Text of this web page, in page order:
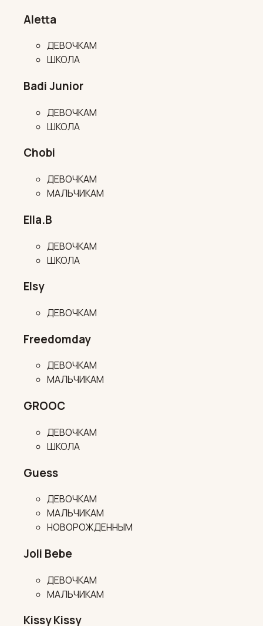
Aletta
ДЕВОЧКАМ
ШКОЛА
Badi Junior
ДЕВОЧКАМ
ШКОЛА
Chobi
ДЕВОЧКАМ
МАЛЬЧИКАМ
Ella.B
ДЕВОЧКАМ
ШКОЛА
Elsy
ДЕВОЧКАМ
Freedomday
ДЕВОЧКАМ
МАЛЬЧИКАМ
GROOC
ДЕВОЧКАМ
ШКОЛА
Guess
ДЕВОЧКАМ
МАЛЬЧИКАМ
НОВОРОЖДЕННЫМ
Joli Bebe
ДЕВОЧКАМ
МАЛЬЧИКАМ
Kissy Kissy